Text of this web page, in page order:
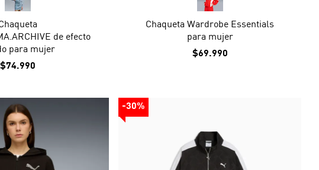
de efecto
para mujer
$74.990
Chaqueta Wardrobe Essentials
para mujer
$69.990
-30%